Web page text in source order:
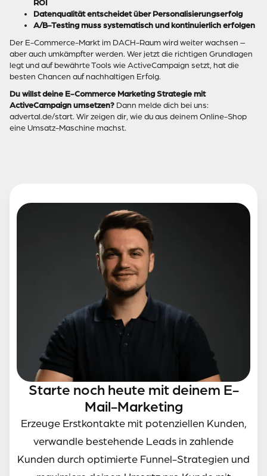
ROI
Datenqualität entscheidet über Personalisierungserfolg
A/B-Testing muss systematisch und kontinuierlich erfolgen
Der E-Commerce-Markt im DACH-Raum wird weiter wachsen –
aber auch umkämpfter werden. Wer jetzt die richtigen Grundlagen
legt und auf bewährte Tools wie ActiveCampaign setzt, hat die
besten Chancen auf nachhaltigen Erfolg.
Du willst deine E-Commerce Marketing Strategie mit
ActiveCampaign umsetzen? Dann melde dich bei uns:
advertal.de/start. Wir zeigen dir, wie du aus deinem Online-Shop
eine Umsatz-Maschine machst.
Starte noch heute mit deinem E-
Mail-Marketing
Erzeuge Erstkontakte mit potenziellen Kunden,
verwandle bestehende Leads in zahlende
Kunden durch optimierte Funnel-Strategien und